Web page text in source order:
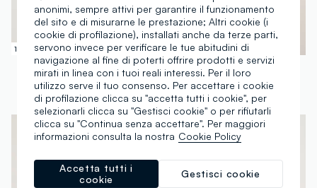
100% Cotone
EVERLAST
T-shirt in puro cotone nero regular fit con annodatura
€ 16,95-30%€ 11,86
100% Cotone
EVERLAST
€ 14,95-30%€ 10,46
anonimi, sempre attivi per garantire il funzionamento
del sito e di misurarne le prestazione; Altri cookie (i
cookie di profilazione), installati anche da terze parti,
servono invece per verificare le tue abitudini di
navigazione al fine di poterti offrire prodotti e servizi
mirati in linea con i tuoi reali interessi. Per il loro
utilizzo serve il tuo consenso. Per accettare i cookie
di profilazione clicca su "accetta tutti i cookie", per
selezionarli clicca su "Gestisci cookie" o per rifiutarli
clicca su "Continua senza accettare". Per maggiori
informazioni consulta la nostra Cookie Policy
Gestisci cookie
Accetta tutti i
cookie